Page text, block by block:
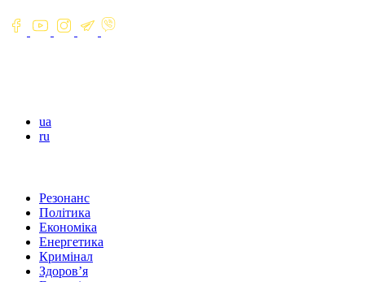
ua
ru
Резонанс
Політика
Економіка
Енергетика
Кримінал
Здоров’я